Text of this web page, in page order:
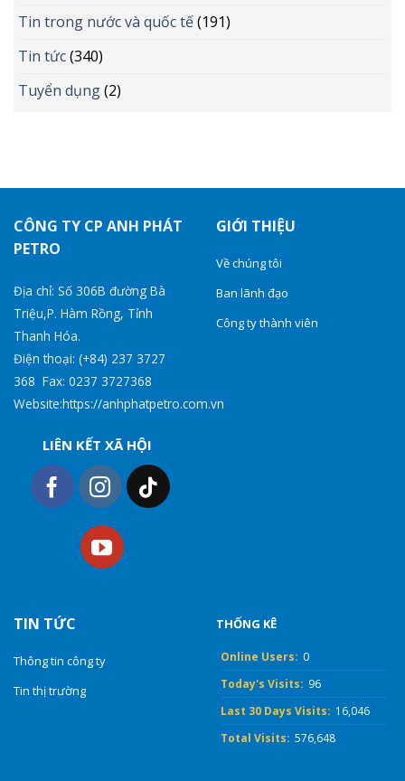
Tin trong nước và quốc tế(191)
Tin tức(340)
Tuyển dụng(2)
CÔNG TY CP ANH PHÁT
PETRO
Địa chỉ: Số 306B đường Bà
Triệu,P. Hàm Rồng, Tỉnh
Thanh Hóa.
Điện thoại: (+84) 237 3727
368 Fax: 0237 3727368
Website:https://anhphatpetro.com.vn
LIÊN KẾT XÃ HỘI
GIỚI THIỆU
Về chúng tôi
Ban lãnh đạo
Công ty thành viên
TIN TỨC
Thông tin công ty
Tin thị trường
THỐNG KÊ
Online Users: 0
Today's Visits: 96
Last 30 Days Visits: 16,046
Total Visits: 576,648